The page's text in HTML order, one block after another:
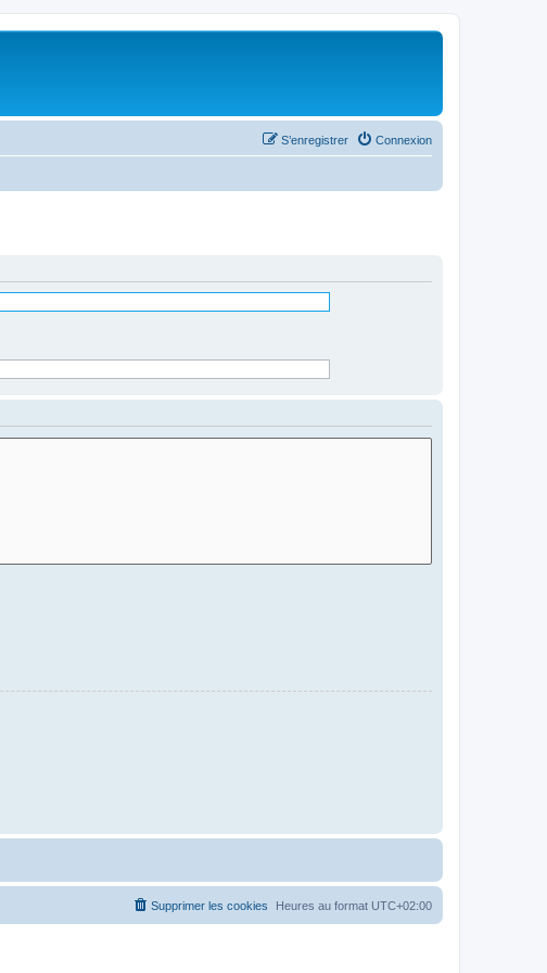
Connexion
S’enregistrer
Heures au format UTC+02:00
Supprimer les cookies